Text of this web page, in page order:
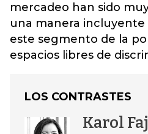
mercadeo han sido
una manera incluyente
este segmento de la
espacios libres de
LOS CONTRASTES
Karol